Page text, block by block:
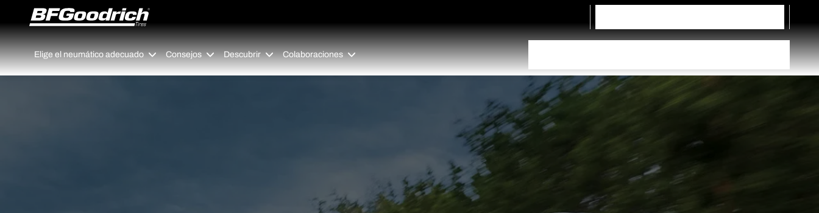
Go to page content
Go to page navigation
Elige el neumático adecuado Consejos Descubrir Colaboraciones